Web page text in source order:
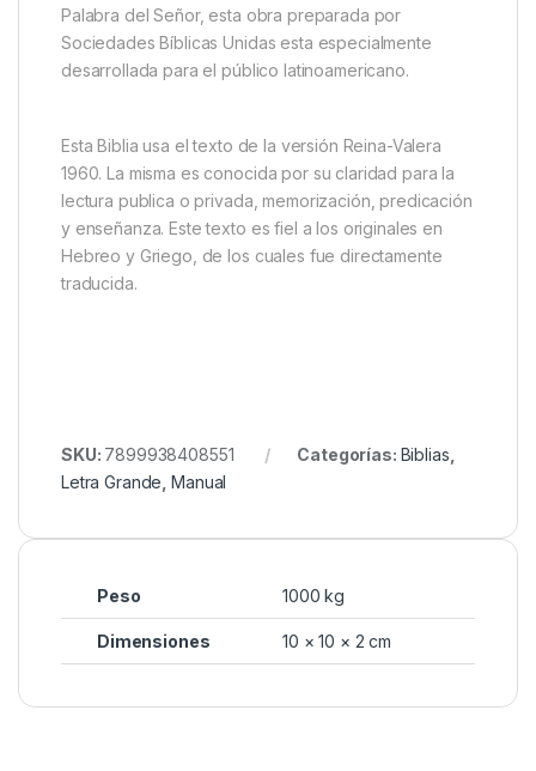
Palabra del Señor, esta obra preparada por
Sociedades Bíblicas Unidas esta especialmente
desarrollada para el público latinoamericano.
Esta Biblia usa el texto de la versión Reina-Valera
1960. La misma es conocida por su claridad para la
lectura publica o privada, memorización, predicación
y enseñanza. Este texto es fiel a los originales en
Hebreo y Griego, de los cuales fue directamente
traducida.
SKU: 7899938408551 Categorías: Biblias
Letra Grande ,Manual
Peso 1000 kg
Dimensiones 10 × 10 × 2 cm